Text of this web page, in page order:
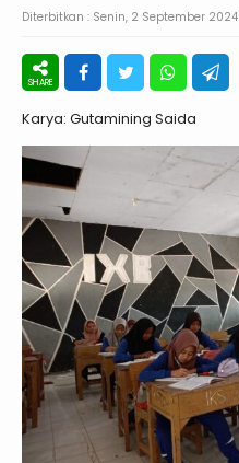
Diterbitkan : Senin, 2 September 2024
Karya: Gutamining Saida